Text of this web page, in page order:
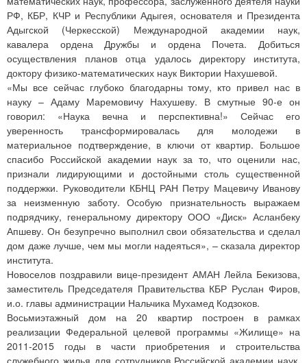
РФ, КБР, КЧР и Республики Адыгея, основателя и Президента
Адыгской (Черкесской) Международной академии наук,
кавалера ордена Дружбы и ордена Почета. Добиться
осуществления планов отца удалось директору института,
доктору физико-математических наук Виктории Нахушевой.
«Мы все сейчас глубоко благодарны тому, кто привел нас в
науку – Адаму Маремовичу Нахушеву. В смутные 90-е он
говорил: «Наука вечна и перспективна!» Сейчас его
уверенность трансформировалась для молодежи в
материальное подтверждение, в ключи от квартир. Большое
спасибо Российской академии наук за то, что оценили нас,
признали лидирующими и достойными столь существенной
поддержки. Руководители КБНЦ РАН Петру Мацевичу Иванову
за неизменную заботу. Особую признательность выражаем
подрядчику, генеральному директору ООО «Диск» Асланбеку
Апшеву. Он безупречно выполнил свои обязательства и сделал
дом даже лучше, чем мы могли надеяться», – сказала директор
института.
Новоселов поздравили вице-президент АМАН Лейла Бекизова,
заместитель Председателя Правительства КБР Руслан Фиров,
и.о. главы администрации Нальчика Мухамед Кодзоков.
Восьмиэтажный дом на 20 квартир построен в рамках
реализации Федеральной целевой программы «Жилище» на
2011-2015 годы в части приобретения и строительства
служебного жилья для сотрудников Российской академии наук,